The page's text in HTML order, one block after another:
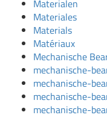
Materialen
Materiales
Materials
Matériaux
Mechanische
mechanische-
mechanische-
mechanische-
mechanische-